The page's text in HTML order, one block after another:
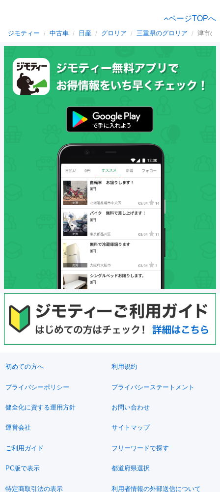
ページTOPへ
ジモティー 中古車 日産 グロリア 三重県のグロリア 津市の
初めての方へ 利用規約
プライバシーポリシー プライバシーステートメント
健全化に資する運用方針 お問い合わせ
運営会社 サイトマップ
ご利用ガイド フリーワードで探す
PC版で表示 都道府県選択
特定商取引法の表示 利用者情報の外部送信について